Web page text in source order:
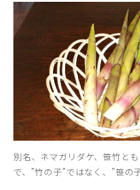
別名、ネマガリダケ、笹竹と
で、”竹の子”ではなく、”笹の